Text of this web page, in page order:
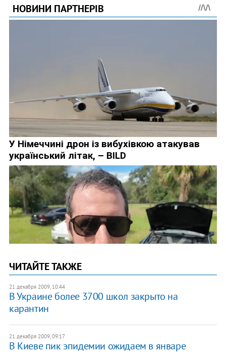
ЧИТАЙТЕ ТАКЖЕ
21 декабря 2009, 10:44
В Украине более 3700 школ закрыто на
карантин
21 декабря 2009, 09:17
В Киеве пик эпидемии ожидаем в январе